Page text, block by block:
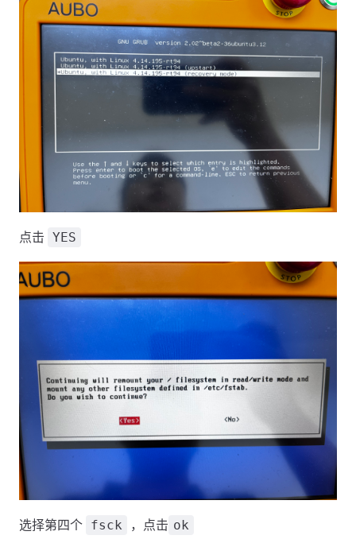
点击 YES
选择第四个 fsck ，点击 ok